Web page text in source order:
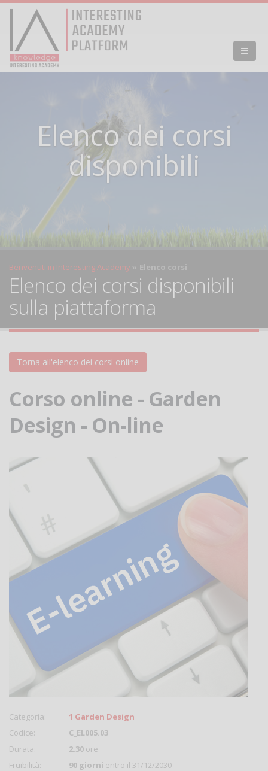
Elenco dei corsi
disponibili
Benvenuti in Interesting Academy Elenco corsi
Elenco dei corsi disponibili
sulla piattaforma
Torna all'elenco dei corsi online
Corso online - Garden
Design - On-line
Categoria:
1 Garden Design
Codice:
C_EL005.03
Durata:
2.30 ore
Fruibilità:
90 giorni entro il 31/12/2030